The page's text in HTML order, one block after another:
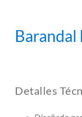
Barandal
Detalles